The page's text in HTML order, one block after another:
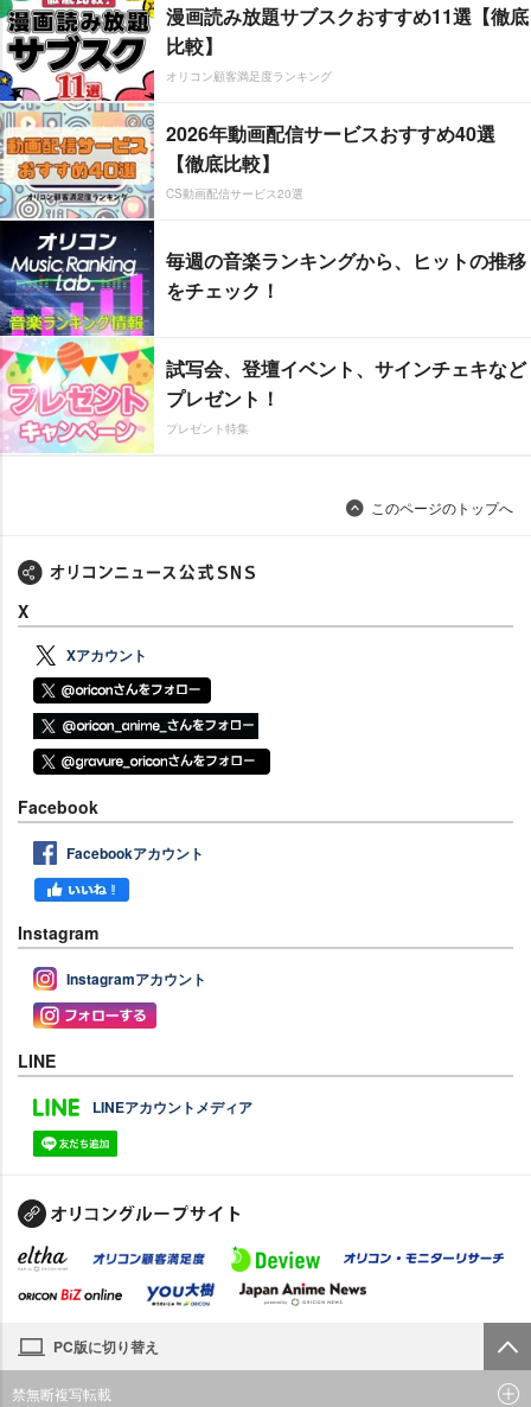
漫画読み放題サブスクおすすめ11選【徹底
比較】
オリコン顧客満足度ランキング
2026年動画配信サービスおすすめ40選
【徹底比較】
CS動画配信サービス20選
毎週の音楽ランキングから、ヒットの推移
をチェック！
試写会、登壇イベント、サインチェキなど
プレゼント！
プレゼント特集
このページのトップへ
X
Xアカウント
Facebook
Facebookアカウント
Instagram
Instagramアカウント
LINE
LINEアカウントメディア
PC版に切り替え
禁無断複写転載